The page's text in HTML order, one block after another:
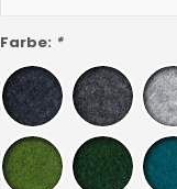
Farbe: *